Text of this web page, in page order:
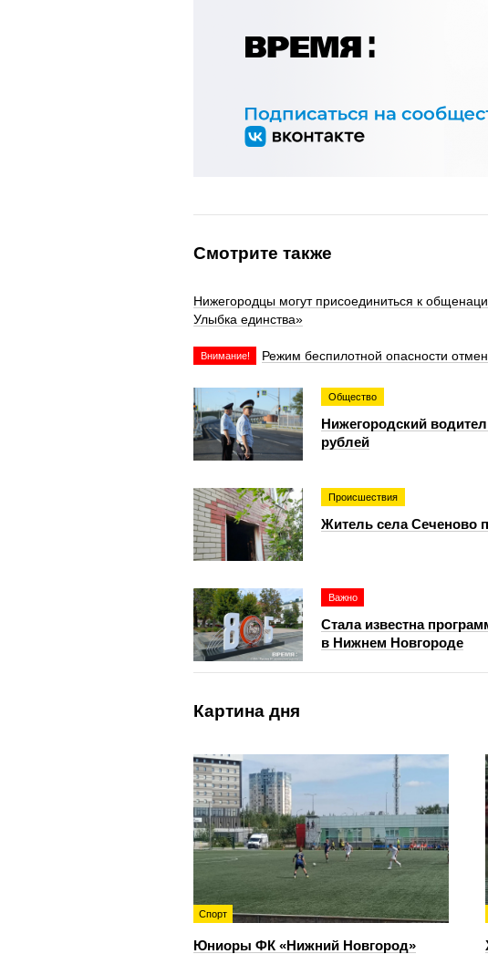
Смотрите также
Нижегородцы могут присоединиться к
Улыбка единства»
Внимание! Режим беспилотной опасности
Общество
Нижегородский
рублей
Происшествия
Житель села Сеченово
Важно
Стала известна
в Нижнем Новгороде
Картина дня
Спорт
Юниоры ФК «Нижний Новгород»